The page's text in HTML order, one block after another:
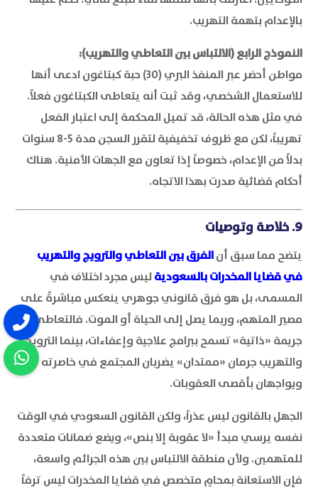
بالإعدام بتهمة التهريب.
النموذج الرابع (الالتباس بين التعاطي والتهريب):
مواطن أحضر عبر المنفذ البري (30) حبة كبتاغون ادعى أنها
للاستعمال الشخصي، وقد ثبت أنه يتعاطى الكبتاغون فعلاً.
في مثل هذه الحالة، قد تميل المحكمة إلى اعتبار الفعل
تهريباً، لكن مع ظروف تخفيفية لتقرر السجن مدة 5-8 سنوات
بدلاً من الإعدام، خصوصاً إذا تعاون مع الجهات الأمنية. هناك
أحكام قضائية صدرت بهذا الاتجاه.
9. خلاصة وتوصيات
يتضح مما سبق أنالفرق بين التعاطي والترويج والتهريب
في قضايا المخدرات بالسعودية ليس مجرد اختلاف في
المسمى، بل هو فرق قانوني جوهري ينعكس مباشرةً على
مصير المتهم، وربما يصل إلى الحياة أو الموت. فالتعاطي
جريمة «ذاتية» تسمح ببرامج علاجية وإعفاءات، بينما الترويج
والتهريب جرمان «ممتدان» يضربان المجتمع في خاصرته
ويواجهان بأقصى العقوبات.
الجهل بالقانون ليس عذراً، ولكن القانون السعودي في الوقت
نفسه يرسي مبدأ «لا عقوبة إلا بنص»، ويضع ضمانات متعددة
للمتهمين. ولأن منطقة الالتباس بين هذه الجرائم واسعة،
فإن الاستعانة بمحامٍ متخصص في قضايا المخدرات ليس ترفاً